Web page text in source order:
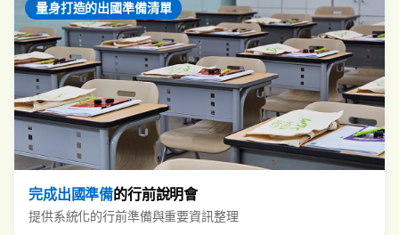
量身打造的出國準備清單
完成出國準備的行前說明會
提供系統化的行前準備與重要資訊整理